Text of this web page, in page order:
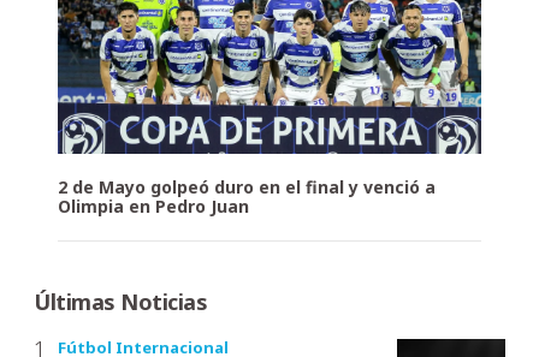
2 de Mayo golpeó duro en el final y venció a
Olimpia en Pedro Juan
Últimas Noticias
Fútbol Internacional